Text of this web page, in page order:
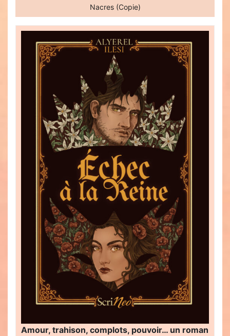
Nacres (Copie)
Amour, trahison, complots, pouvoir… un roman